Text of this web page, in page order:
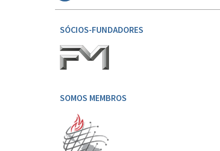
SÓCIOS-FUNDADORES
SOMOS MEMBROS